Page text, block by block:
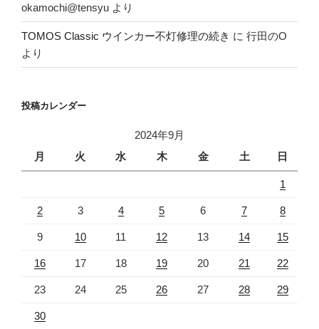
okamochi@tensyu より
TOMOS Classic ウインカー不灯修理の続き に 行田のO
より
投稿カレンダー
2024年9月
月
火 水 木 金 土 日
1
2 3 4 5 6 7 8
9 10 11 12 13 14 15
16 17 18 19 20 21 22
23 24 25 26 27 28 29
30